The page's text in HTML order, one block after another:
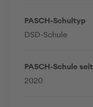
PASCH-Schultyp
DSD-Schule
PASCH-Schule seit
2020